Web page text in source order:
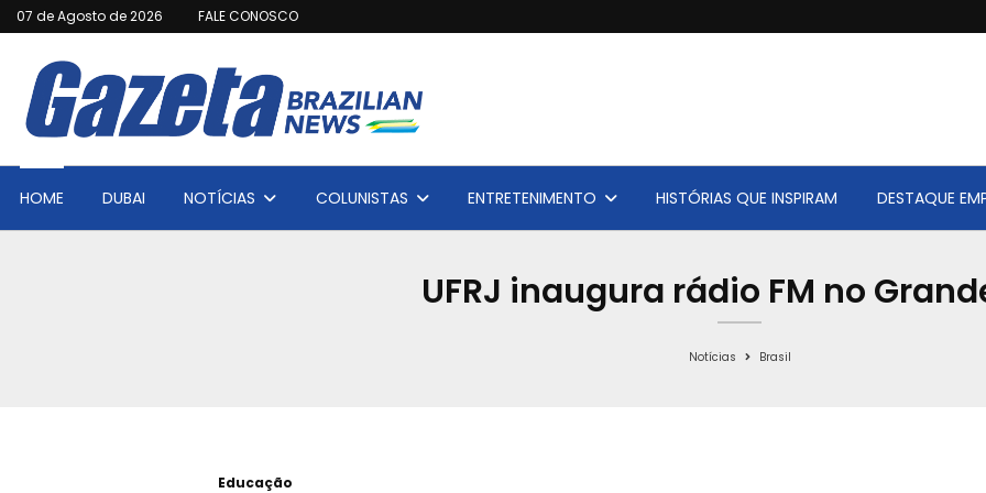
07 de Agosto de 2026 FALE CONOSCO
HOME DUBAI NOTÍCIAS COLUNISTAS ENTRETENIMENTO HISTÓRIAS QUE INSPIRAM DESTAQUE
UFRJ inaugura rádio FM no
Notícias Brasil
Educação